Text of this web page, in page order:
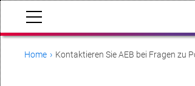
Home Kontaktieren Sie AEB bei Fragen zu